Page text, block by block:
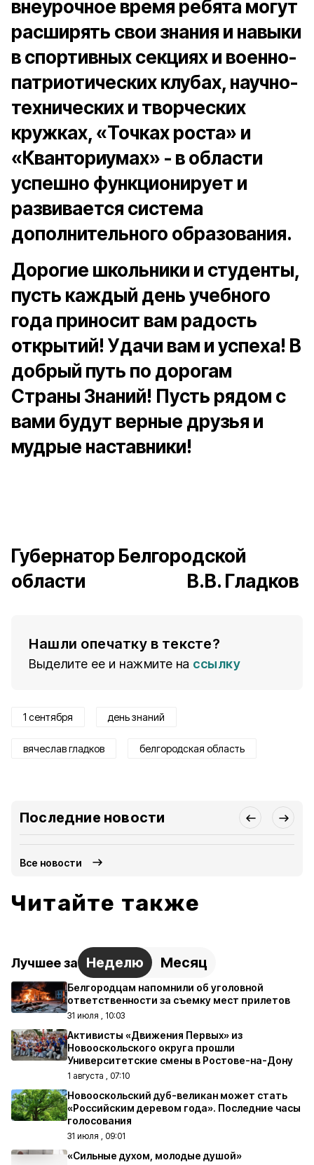
внеурочное время ребята могут
расширять свои знания и навыки
в спортивных секциях и военно-
патриотических клубах, научно-
технических и творческих
кружках, «Точках роста» и
«Кванториумах» - в области
успешно функционирует и
развивается система
дополнительного образования.
Дорогие школьники и студенты,
пусть каждый день учебного
года приносит вам радость
открытий! Удачи вам и успеха! В
добрый путь по дорогам
Страны Знаний! Пусть рядом с
вами будут верные друзья и
мудрые наставники!
Губернатор Белгородской
области В.В. Гладков
Нашли опечатку в тексте?
Выделите ее и нажмите на ссылку
1 сентября день знаний
вячеслав гладков белгородская область
Последние новости
Все новости
Читайте также
Лучшее за Неделю Месяц
Белгородцам напомнили об уголовной
ответственности за съемку мест прилетов
31 июля , 10:03
Активисты «Движения Первых» из
Новооскольского округа прошли
Университетские смены в Ростове-на-Дону
1 августа , 07:10
Новооскольский дуб-великан может стать
«Российским деревом года». Последние часы
голосования
31 июля , 09:01
«Сильные духом, молодые душой»